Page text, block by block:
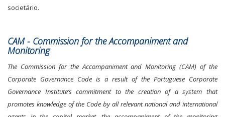
societário.
CAM - Commission for the Accompaniment and
Monitoring
The Commission for the Accompaniment and Monitoring (CAM) of the
Corporate Governance Code is a result of the Portuguese Corporate
Governance Institute’s commitment to the creation of a system that
promotes knowledge of the Code by all relevant national and international